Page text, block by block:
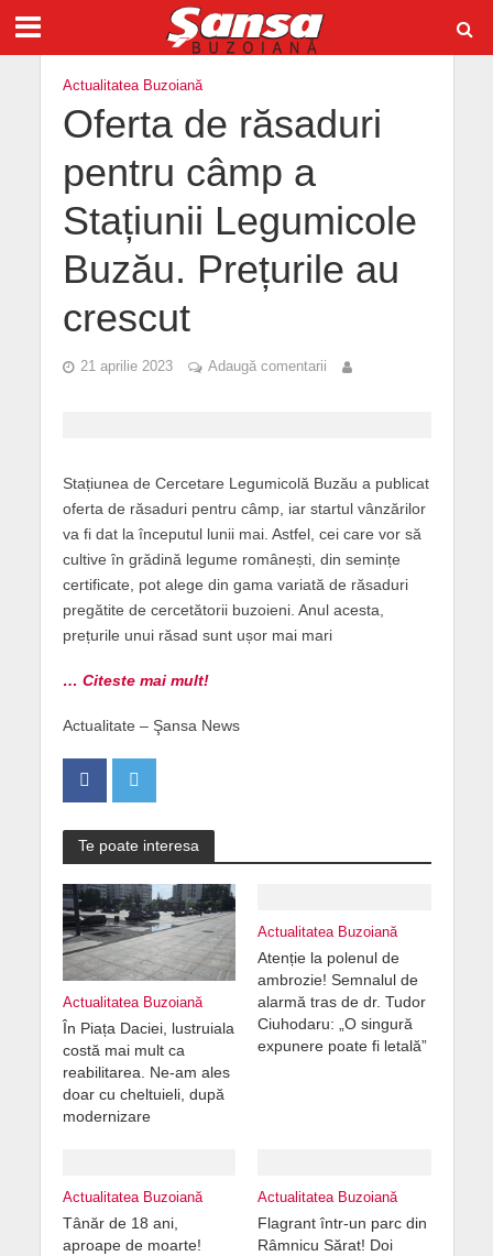
Actualitatea Buzoiană
Oferta de răsaduri
pentru câmp a
Stațiunii Legumicole
Buzău. Prețurile au
crescut
21 aprilie 2023 Adaugă comentarii
Stațiunea de Cercetare Legumicolă Buzău a publicat
oferta de răsaduri pentru câmp, iar startul vânzărilor
va fi dat la începutul lunii mai. Astfel, cei care vor să
cultive în grădină legume românești, din semințe
certificate, pot alege din gama variată de răsaduri
pregătite de cercetătorii buzoieni. Anul acesta,
prețurile unui răsad sunt ușor mai mari
… Citeste mai mult!
Actualitate – Şansa News
Te poate interesa
Actualitatea Buzoiană
În Piața Daciei, lustruiala
costă mai mult ca
reabilitarea. Ne-am ales
doar cu cheltuieli, după
modernizare
Actualitatea Buzoiană
Atenție la polenul de
ambrozie! Semnalul de
alarmă tras de dr. Tudor
Ciuhodaru: „O singură
expunere poate fi letală”
Actualitatea Buzoiană
Tânăr de 18 ani,
aproape de moarte!
Actualitatea Buzoiană
Flagrant într-un parc din
Râmnicu Sărat! Doi